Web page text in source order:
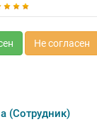
Не согласен
(Сотрудник)